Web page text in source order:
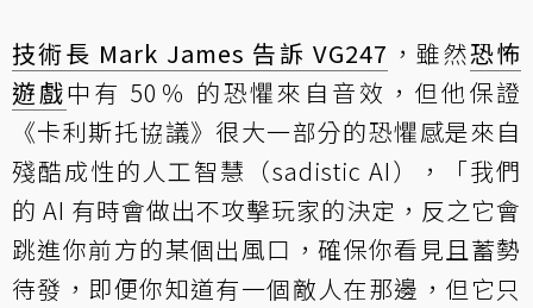
技術長 Mark James 告訴 VG247 ，雖然恐怖
遊戲中有 50％ 的恐懼來自音效，但他保證
《卡利斯托協議》很大一部分的恐懼感是來自
殘酷成性的人工智慧（sadistic AI），「我們
的 AI 有時會做出不攻擊玩家的決定，反之它會
跳進你前方的某個出風口，確保你看見且蓄勢
待發，即便你知道有一個敵人在那邊，但它只